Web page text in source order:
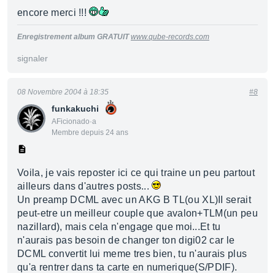
encore merci !!!
Enregistrement album GRATUITwww.qube-records.com
signaler
funkakuchi
AFicionado·a
Membre depuis 24 ans
08 Novembre 2004 à 18:35 #8
Voila, je vais reposter ici ce qui traine un peu partout
ailleurs dans d'autres posts...
Un preamp DCML avec un AKG B TL(ou XL)II serait
peut-etre un meilleur couple que avalon+TLM(un peu
nazillard), mais cela n'engage que moi...Et tu
n'aurais pas besoin de changer ton digi02 car le
DCML convertit lui meme tres bien, tu n'aurais plus
qu'a rentrer dans ta carte en numerique(S/PDIF).